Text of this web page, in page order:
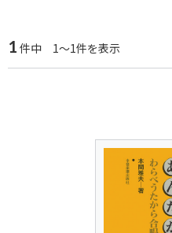
1 件中 1～1件を表示